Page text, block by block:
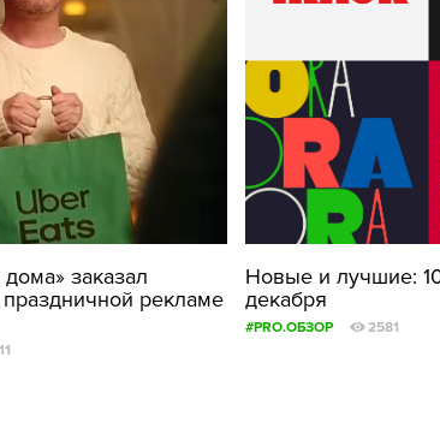
заказал
рекламе
Новые и лучшие:
декабря
#PRO.ОБЗОР 2581